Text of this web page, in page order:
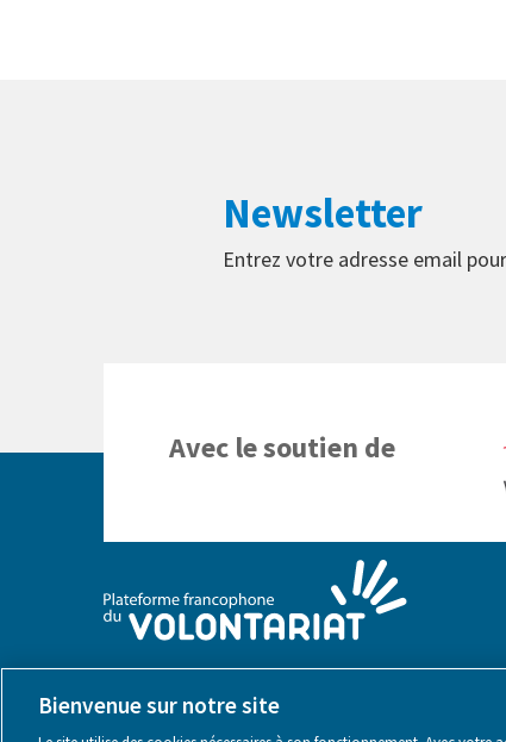
Newsletter
Entrez votre adresse email
Avec le soutien de
Bienvenue sur notre site